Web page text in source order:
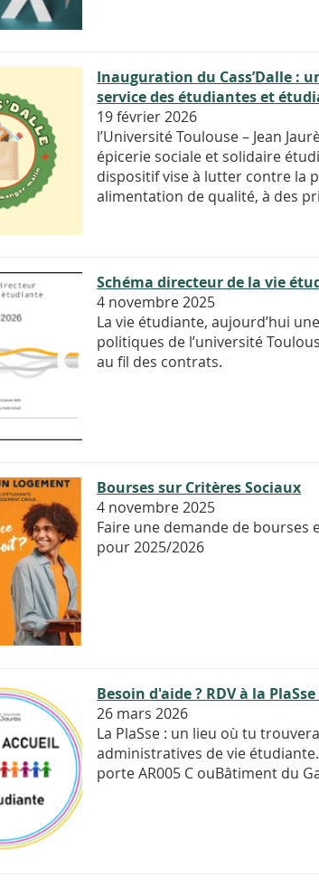
Inauguration du Cass’Dalle :
service des étudiantes et
19 février 2026
l’Université Toulouse – Jean
épicerie sociale et solidaire
dispositif vise à lutter contre la
alimentation de qualité, à des
Schéma directeur de la vie
4 novembre 2025
La vie étudiante, aujourd’hui
politiques de l’université
au fil des contrats.
Bourses sur Critères Sociaux
4 novembre 2025
Faire une demande de bourses
pour 2025/2026
Besoin d'aide ? RDV à la PlaSse
26 mars 2026
La PlaSse : un lieu où tu
administratives de vie
porte AR005 C ouBâtiment du